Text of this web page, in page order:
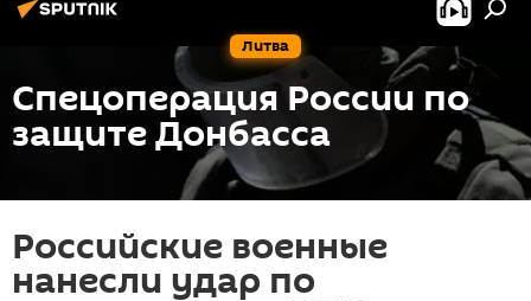
Литва
Спецоперация России по
защите Донбасса
Российские военные
нанесли удар по